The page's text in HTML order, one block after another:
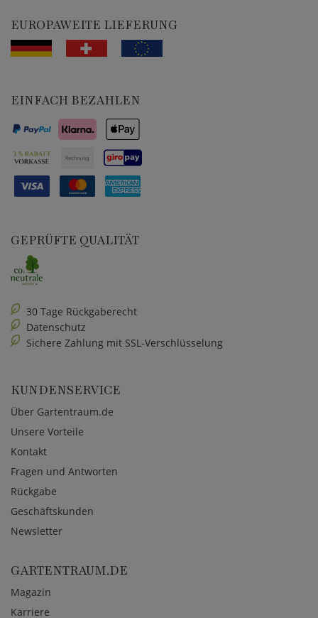
EUROPAWEITE LIEFERUNG
EINFACH BEZAHLEN
GEPRÜFTE QUALITÄT
30 Tage Rückgaberecht
Datenschutz
Sichere Zahlung mit SSL-Verschlüsselung
KUNDENSERVICE
Über Gartentraum.de
Unsere Vorteile
Kontakt
Fragen und Antworten
Rückgabe
Geschäftskunden
Newsletter
GARTENTRAUM.DE
Magazin
Karriere